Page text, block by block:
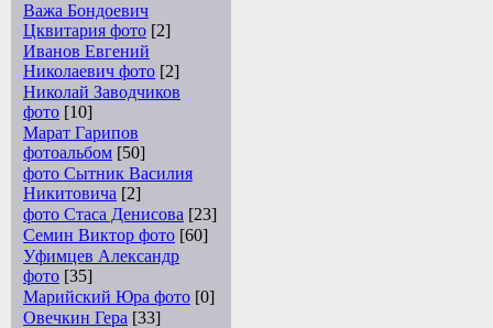
Важа Бондоевич
Цквитария фото [2]
Иванов Евгений
Николаевич фото [2]
Николай Заводчиков
фото [10]
Марат Гарипов
фотоальбом [50]
фото Сытник Василия
Никитовича [2]
фото Стаса Денисова [23]
Семин Виктор фото [60]
Уфимцев Александр
фото [35]
Марийский Юра фото [0]
Овечкин Гера [33]